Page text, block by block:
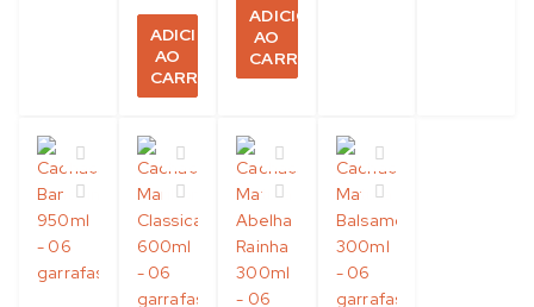
ADICIONAR
AO
CARRINHO
ADICIONAR
AO
CARRINHO